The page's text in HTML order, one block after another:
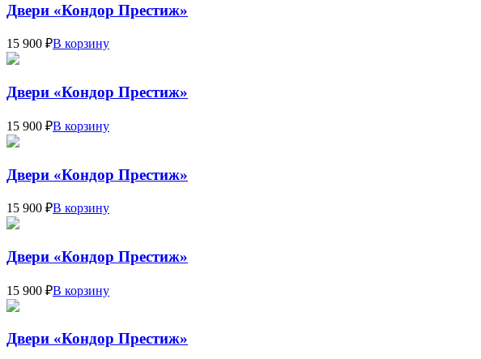
Двери «Кондор Престиж»
15 900 ₽В корзину
Двери «Кондор Престиж»
15 900 ₽В корзину
Двери «Кондор Престиж»
15 900 ₽В корзину
Двери «Кондор Престиж»
15 900 ₽В корзину
Двери «Кондор Престиж»